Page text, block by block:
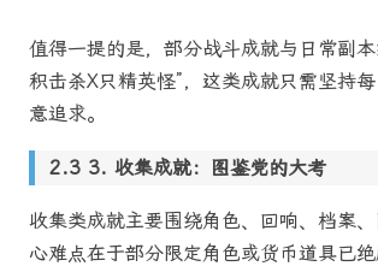
值得一提的是，部分战斗成就与日常副本
积击杀X只精英怪”，这类成就只需坚持
意追求。
3. 收集成就：图鉴党的大考
收集类成就主要围绕角色、回响、档案
心难点在于部分限定角色或货币道具已